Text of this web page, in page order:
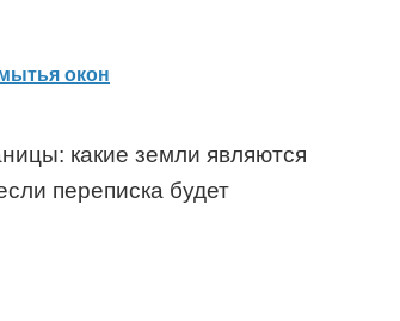
окон
какие земли являются
переписка будет